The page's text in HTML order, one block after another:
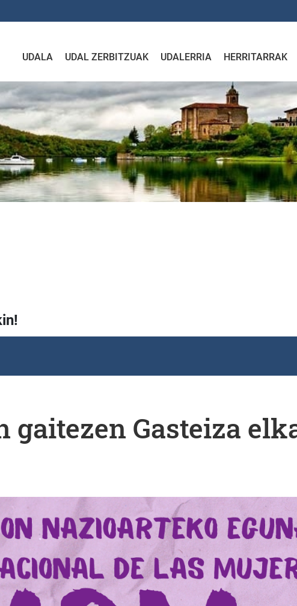
UDALA UDAL ZERBITZUAK UDALERRIA HERRITARRAK
gaitezen Gasteiza